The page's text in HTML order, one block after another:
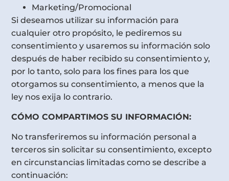
Marketing/Promocional
Si deseamos utilizar su información para
cualquier otro propósito, le pediremos su
consentimiento y usaremos su información solo
después de haber recibido su consentimiento y,
por lo tanto, solo para los fines para los que
otorgamos su consentimiento, a menos que la
ley nos exija lo contrario.
CÓMO COMPARTIMOS SU INFORMACIÓN:
No transferiremos su información personal a
terceros sin solicitar su consentimiento, excepto
en circunstancias limitadas como se describe a
continuación: